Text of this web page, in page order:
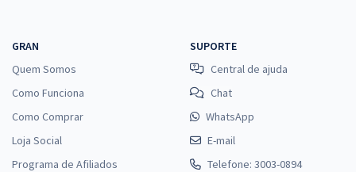
GRAN
Quem Somos
Como Funciona
Como Comprar
Loja Social
Programa de Afiliados
SUPORTE
Central de ajuda
Chat
WhatsApp
E-mail
Telefone: 3003-0894